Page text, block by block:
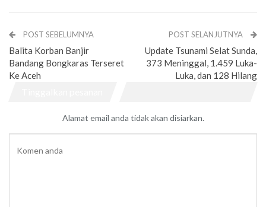
POST SEBELUMNYA
Balita Korban Banjir
Bandang Bongkaras Terseret
Ke Aceh
POST SELANJUTNYA
Update Tsunami Selat Sunda,
373 Meninggal, 1.459 Luka-
Luka, dan 128 Hilang
Alamat email anda tidak akan disiarkan.